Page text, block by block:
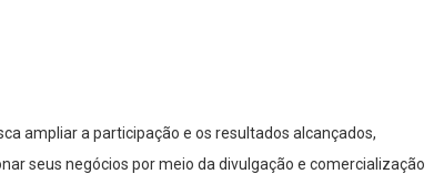
ampliar a participação e os resultados alcançados,
seus negócios por meio da divulgação e comercialização